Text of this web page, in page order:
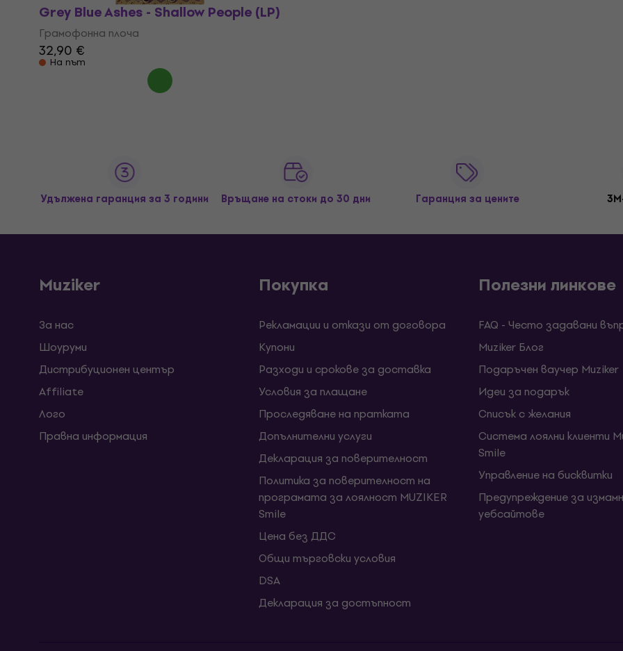
Grey Blue Ashes - Shallow People (LP)
Грамофонна плоча
32,90 €
На път
Удължена гаранция за 3 години Връщане на стоки до 30 дни Гаранция за цените
Muziker
За нас
Шоуруми
Дистрибуционен център
Affiliate
Лого
Правна информация
Покупка
Рекламации и откази от договора
Kупони
Разходи и срокове за доставка
Условия за плащане
Проследяване на пратката
Допълнителни услуги
Декларация за поверителност
Политика за поверителност на
програмата за лоялност MUZIKER
Smile
Цена без ДДС
Общи търговски условия
DSA
Декларация за достъпност
Полезни линкове
FAQ - Често задавани
Muziker Блог
Подаръчен ваучер Muziker
Идеи за подарък
Списък с желания
Система лоялни клиенти
Smile
Управление на бисквитки
Предупреждение за
уебсайтове